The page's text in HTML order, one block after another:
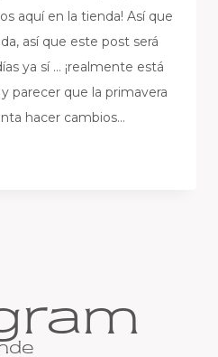
aquí en la tienda! Así que
así que este post será
ya sí … ¡realmente está
parecer que la primavera
hacer cambios…